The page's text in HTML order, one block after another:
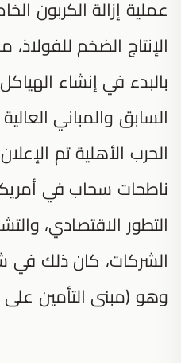
عملية إزالة الكربون
الإنتاج الضخم
بالبدء في إنشاء
السابق والمباني
الحرب الأهلية تم
ناطحات سحاب في
التطور الاقتصادي،
وهو (مبنى التأمين على